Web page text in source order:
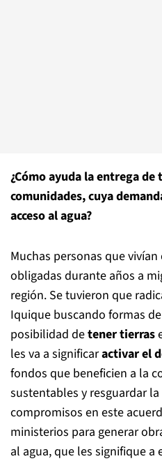
¿Cómo ayuda la entrega de
comunidades, cuya
acceso al agua?
Muchas personas que
obligadas durante años a
región. Se tuvieron que
Iquique buscando formas
posibilidad detener tierras
les va a significaractivar el
fondos que beneficien a la
sustentables y resguardar
compromisos en este
ministerios para generar
al agua, que les signifique